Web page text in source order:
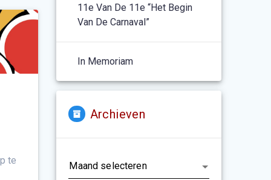
te
11e Van De 11e “het Begin
Van De Carnaval”
In Memoriam
Archieven